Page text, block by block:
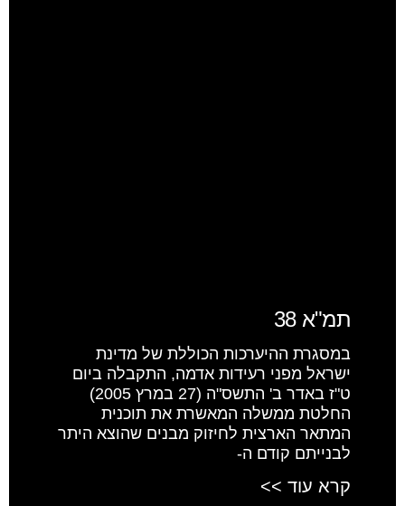
תמ"א 38
במסגרת ההיערכות הכוללת של מדינת
ישראל מפני רעידות אדמה, התקבלה ביום
ט"ז באדר ב' התשס"ה (27 במרץ 2005)
החלטת ממשלה המאשרת את תוכנית
המתאר הארצית לחיזוק מבנים שהוצא היתר
לבנייתם קודם ה-
קרא עוד >>